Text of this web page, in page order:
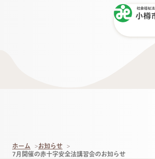
ホーム
お知らせ
7月開催の赤十字安全法講習会のお知らせ